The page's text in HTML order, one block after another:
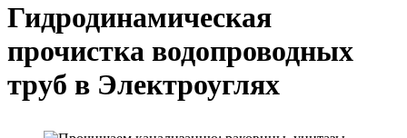
Гидродинамическая
прочистка водопроводных
труб в Электроуглях